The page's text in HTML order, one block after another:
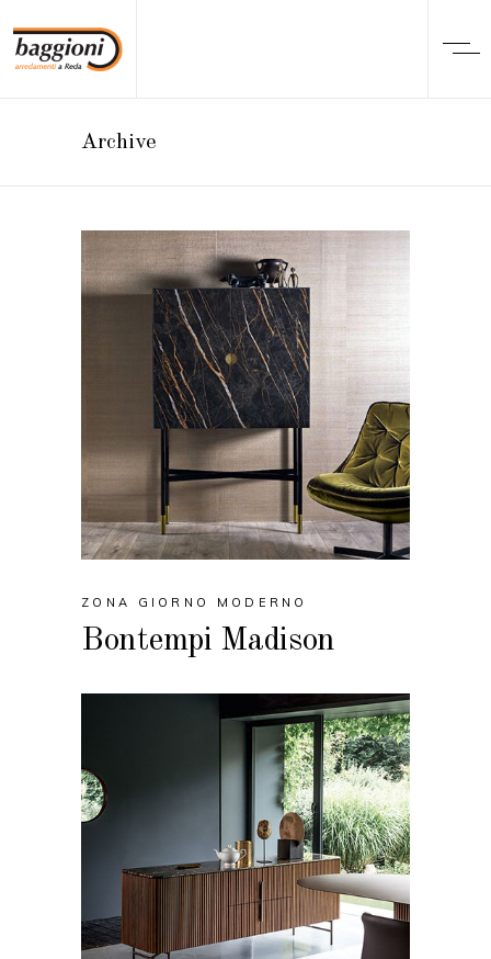
Archive
ZONA GIORNO MODERNO
Bontempi Madison